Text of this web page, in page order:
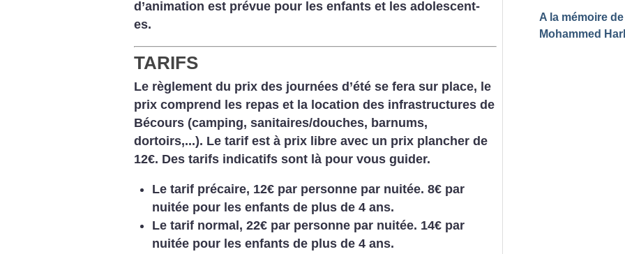
d’animation est prévue pour les enfants et les adolescent-
es.
TARIFS
Le règlement du prix des journées d’été se fera sur place, le
prix comprend les repas et la location des infrastructures de
Bécours (camping, sanitaires/douches, barnums,
dortoirs,...). Le tarif est à prix libre avec un prix plancher de
12€. Des tarifs indicatifs sont là pour vous guider.
Le tarif précaire, 12€ par personne par nuitée. 8€ par
nuitée pour les enfants de plus de 4 ans.
Le tarif normal, 22€ par personne par nuitée. 14€ par
nuitée pour les enfants de plus de 4 ans.
A la mémoire de
Mohammed